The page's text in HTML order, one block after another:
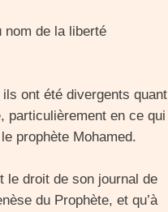
nom de la liberté
ont été divergents quant
particulièrement en ce qui
prophète Mohamed.
le droit de son journal de
du Prophète, et qu’à